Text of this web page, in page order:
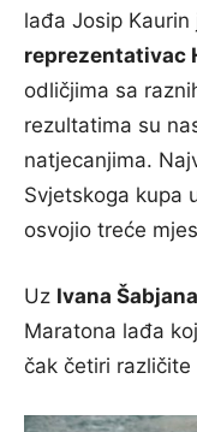
lađa Josip Kaurin
reprezentativac
odličjima sa
rezultatima su
natjecanjima.
Svjetskoga kupa
osvojio treće
Uz Ivana Šabjana
Maratona lađa
čak četiri